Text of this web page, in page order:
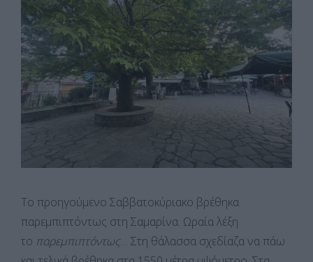
Το προηγούμενο Σαββατοκύριακο βρέθηκα
παρεμπιπτόντως στη Σαμαρίνα. Ωραία λέξη
το παρεμπιπτόντως… Στη θάλασσα σχεδίαζα να πάω